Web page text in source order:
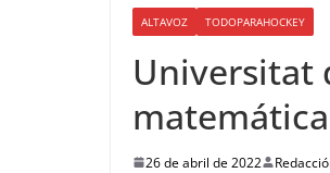
ALTAVOZ TODOPARAHOCKEY
Universitat
26 de abril de 2022